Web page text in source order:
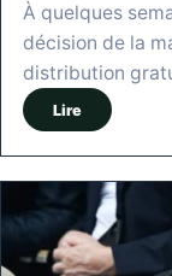
À quelques
décision de la
distribution
Lire